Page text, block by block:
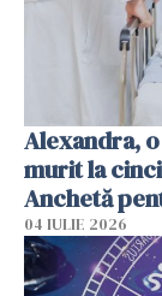
Alexandra,
murit la
Anchetă
04 IULIE 2026